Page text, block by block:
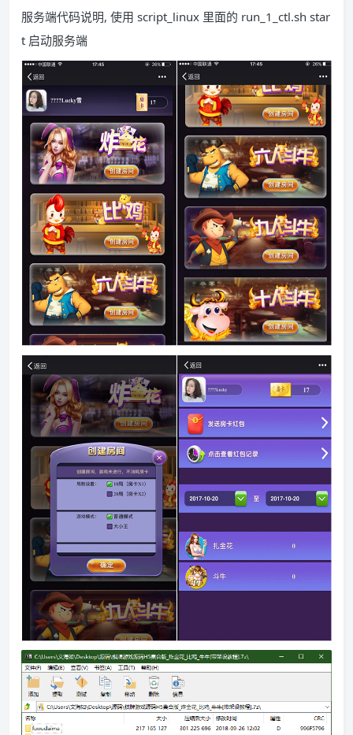
服务端代码说明, 使用 script_linux 里面的 run_1_ctl.sh star
t 启动服务端